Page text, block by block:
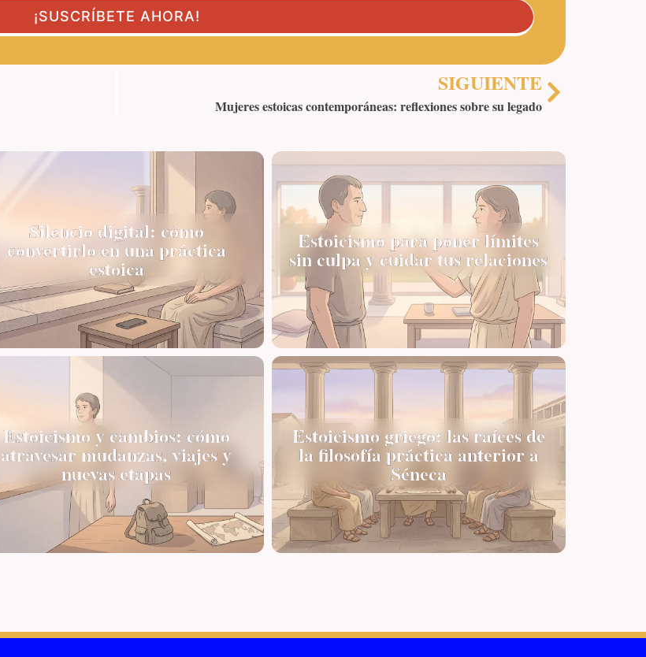
SIGUIENTE
Mujeres estoicas contemporáneas: reflexiones sobre su legado
Silencio digital: cómo
convertirlo en una práctica
estoica
Estoicismo para poner límites
sin culpa y cuidar tus relaciones
Estoicismo y cambios: cómo
atravesar mudanzas, viajes y
nuevas etapas
Estoicismo griego: las raíces de
la filosofía práctica anterior a
Séneca